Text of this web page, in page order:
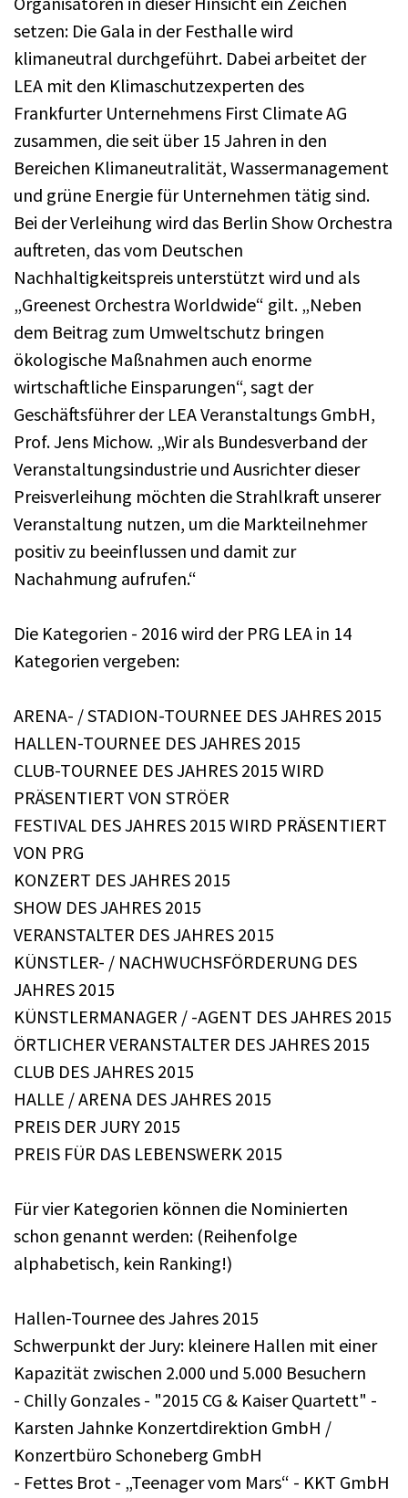
setzen: Die Gala in der Festhalle wird
klimaneutral durchgeführt. Dabei arbeitet der
LEA mit den Klimaschutzexperten des
Frankfurter Unternehmens First Climate AG
zusammen, die seit über 15 Jahren in den
Bereichen Klimaneutralität, Wassermanagement
und grüne Energie für Unternehmen tätig sind.
Bei der Verleihung wird das Berlin Show Orchestra
auftreten, das vom Deutschen
Nachhaltigkeitspreis unterstützt wird und als
„Greenest Orchestra Worldwide“ gilt. „Neben
dem Beitrag zum Umweltschutz bringen
ökologische Maßnahmen auch enorme
wirtschaftliche Einsparungen“, sagt der
Geschäftsführer der LEA Veranstaltungs GmbH,
Prof. Jens Michow. „Wir als Bundesverband der
Veranstaltungsindustrie und Ausrichter dieser
Preisverleihung möchten die Strahlkraft unserer
Veranstaltung nutzen, um die Markteilnehmer
positiv zu beeinflussen und damit zur
Nachahmung aufrufen.“
Die Kategorien - 2016 wird der PRG LEA in 14
Kategorien vergeben:
ARENA- / STADION-TOURNEE DES JAHRES 2015
HALLEN-TOURNEE DES JAHRES 2015
CLUB-TOURNEE DES JAHRES 2015 WIRD
PRÄSENTIERT VON STRÖER
FESTIVAL DES JAHRES 2015 WIRD PRÄSENTIERT
VON PRG
KONZERT DES JAHRES 2015
SHOW DES JAHRES 2015
VERANSTALTER DES JAHRES 2015
KÜNSTLER- / NACHWUCHSFÖRDERUNG DES
JAHRES 2015
KÜNSTLERMANAGER / -AGENT DES JAHRES 2015
ÖRTLICHER VERANSTALTER DES JAHRES 2015
CLUB DES JAHRES 2015
HALLE / ARENA DES JAHRES 2015
PREIS DER JURY 2015
PREIS FÜR DAS LEBENSWERK 2015
Für vier Kategorien können die Nominierten
schon genannt werden: (Reihenfolge
alphabetisch, kein Ranking!)
Hallen-Tournee des Jahres 2015
Schwerpunkt der Jury: kleinere Hallen mit einer
Kapazität zwischen 2.000 und 5.000 Besuchern
- Chilly Gonzales - "2015 CG & Kaiser Quartett" -
Karsten Jahnke Konzertdirektion GmbH /
Konzertbüro Schoneberg GmbH
- Fettes Brot - „Teenager vom Mars“ - KKT GmbH